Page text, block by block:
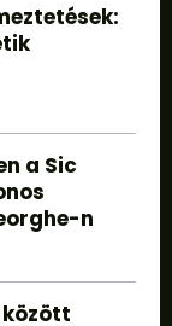
a Sic
n
között